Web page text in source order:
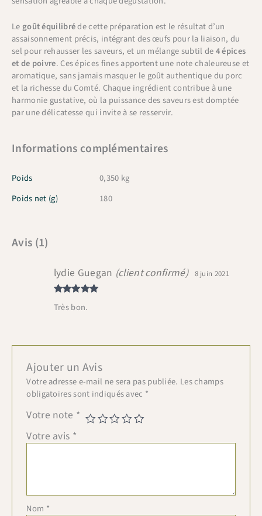
Le goût équilibréde cette préparation est le résultat d’un
assaisonnement précis, intégrant des œufs pour la liaison, du
sel pour rehausser les saveurs, et un mélange subtil de4 épices
et de poivre. Ces épices fines apportent une note chaleureuse et
aromatique, sans jamais masquer le goût authentique du porc
et la richesse du Comté. Chaque ingrédient contribue à une
harmonie gustative, où la puissance des saveurs est domptée
par une délicatesse qui invite à se resservir.
Informations complémentaires
Poids
0,350 kg
Poids net (g)
180
Avis (1)
5
lydie Guegan (client confirmé) 8 juin 2021
Très bon.
Ajouter un Avis
Votre adresse e-mail ne sera pas publiée. Les champs
obligatoires sont indiqués avec *
Votre note *
Votre avis *
Nom *